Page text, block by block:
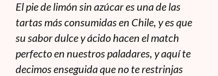
El pie de limón sin azúcar es una de las
tartas más consumidas en Chile, y es que
su sabor dulce y ácido hacen el match
perfecto en nuestros paladares, y aquí te
decimos enseguida que no te restrinjas